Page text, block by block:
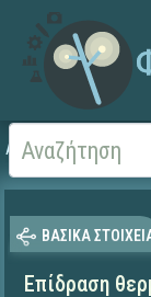
Αρχική ΕΡΓΑ ΙΤΥΕ
ΒΑΣΙΚΑ
Επίδραση